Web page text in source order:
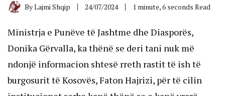
ByLajmi Shqip 24/07/2024 1 minute, 6 seconds Read
Ministrja e Punëve të Jashtme dhe Diasporës,
Donika Gërvalla, ka thënë se deri tani nuk më
ndonjë informacion shtesë rreth rastit të ish të
burgosurit të Kosovës, Faton Hajrizi, për të cilin